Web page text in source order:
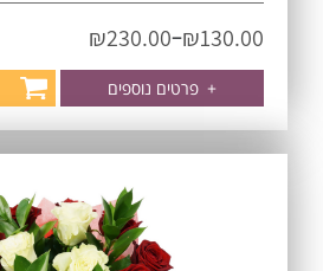
₪130.00
–
₪230.00
+ פרטים נוספים